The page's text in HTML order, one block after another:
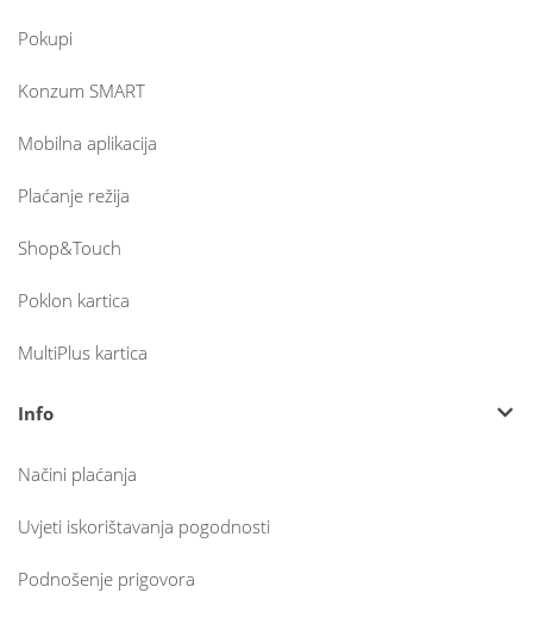
Pokupi
Konzum SMART
Mobilna aplikacija
Plaćanje režija
Shop&Touch
Poklon kartica
MultiPlus kartica
Info
Načini plaćanja
Uvjeti iskorištavanja pogodnosti
Podnošenje prigovora